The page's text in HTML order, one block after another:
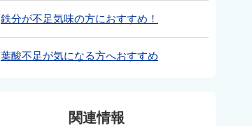
鉄分が不足気味の方におすすめ！
葉酸不足が気になる方へおすすめ
関連情報